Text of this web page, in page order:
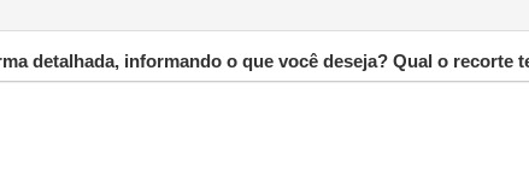
detalhada, informando o que você deseja? Qual o recorte